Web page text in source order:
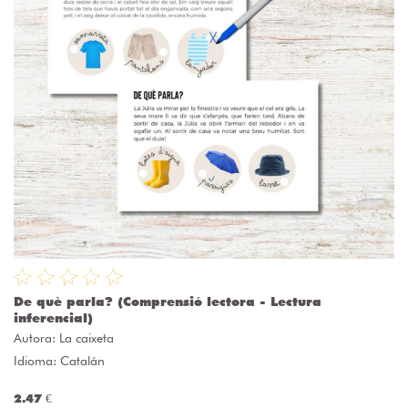
De què parla? (Comprensió lectora - Lectura
inferencial)
Autora: La caixeta
Idioma: Catalán
2.47 €